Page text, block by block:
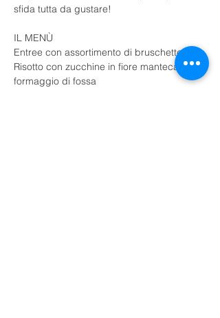
sfida tutta da gustare!
IL MENÙ
Entree con assortimento di bruschette
Risotto con zucchine in fiore mantecato al
formaggio di fossa